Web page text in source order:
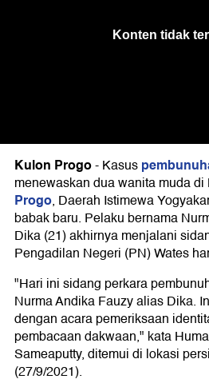
Kulon Progo-Kasus
menewaskan dua wanita muda di
Progo, Daerah Istimewa
babak baru. Pelaku bernama
Dika (21) akhirnya menjalani
Pengadilan Negeri (PN) Wates
"Hari ini sidang perkara
Nurma Andika Fauzy alias Dika.
dengan acara pemeriksaan
pembacaan dakwaan," kata
Sameaputty, ditemui di lokasi
(27/9/2021).